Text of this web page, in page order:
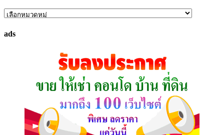
ค้นหา
ที่
ads